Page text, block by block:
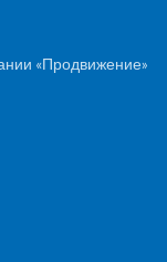
«Продвижение»